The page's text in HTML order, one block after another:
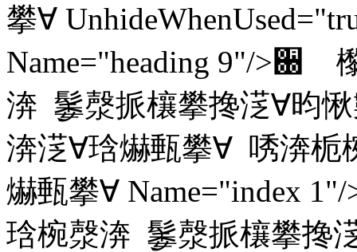
攀∀
Name="heading 9"/>਀
渀 䰀漀挀欀攀搀㴀∀昀
渀㴀∀琀爀甀攀∀ 唀渀栀
爀甀攀∀ Name="index
琀椀漀渀 䰀漀挀欀攀搀